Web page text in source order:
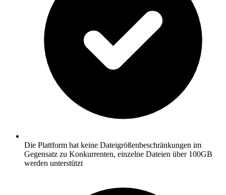
Die Plattform hat keine Dateigrößenbeschränkungen im
Gegensatz zu Konkurrenten, einzelne Dateien über 100GB
werden unterstützt